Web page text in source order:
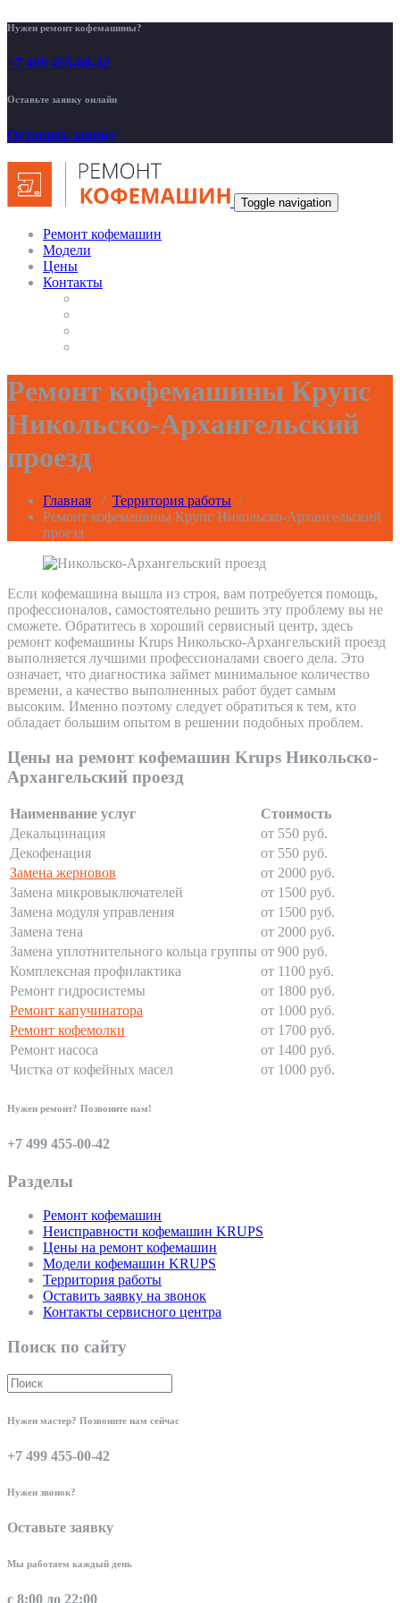
Нужен ремонт кофемашины?
+7 499 455-00-42
Оставьте заявку онлайн
Оставить заявку
Toggle navigation
Ремонт кофемашин
Модели
Цены
Контакты
Ремонт кофемашины Крупс
Никольско-Архангельский
проезд
Главная / Территория работы /
Ремонт кофемашины Крупс Никольско-Архангельский
проезд
Если кофемашина вышла из строя, вам потребуется помощь,
профессионалов, самостоятельно решить эту проблему вы не
сможете. Обратитесь в хороший сервисный центр, здесь
ремонт кофемашины Krups Никольско-Архангельский проезд
выполняется лучшими профессионалами своего дела. Это
означает, что диагностика займет минимальное количество
времени, а качество выполненных работ будет самым
высоким. Именно поэтому следует обратиться к тем, кто
обладает большим опытом в решении подобных проблем.
Цены на ремонт кофемашин Krups Никольско-
Архангельский проезд
Наименвание услуг
Стоимость
Декальцинация
от 550 руб.
Декофенация
от 550 руб.
Замена жерновов
от 2000 руб.
Замена микровыключателей
от 1500 руб.
Замена модуля управления
от 1500 руб.
Замена тена
от 2000 руб.
Замена уплотнительного кольца группы от 900 руб.
Комплексная профилактика
от 1100 руб.
Ремонт гидросистемы
от 1800 руб.
Ремонт капучинатора
от 1000 руб.
Ремонт кофемолки
от 1700 руб.
Ремонт насоса
от 1400 руб.
Чистка от кофейных масел
от 1000 руб.
Нужен ремонт? Позвоните нам!
+7 499 455-00-42
Разделы
Ремонт кофемашин
Неисправности кофемашин KRUPS
Цены на ремонт кофемашин
Модели кофемашин KRUPS
Территория работы
Оставить заявку на звонок
Контакты сервисного центра
Поиск по сайту
Нужен мастер? Позвоните нам сейчас
+7 499 455-00-42
Нужен звонок?
Оставьте заявку
Мы работаем каждый день
с 8:00 до 22:00